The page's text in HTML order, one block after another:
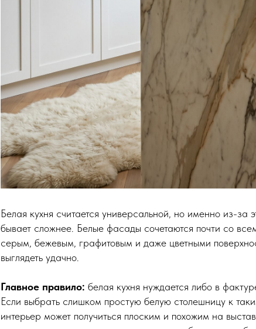
Белая кухня считается универсальной, но именно из-за
бывает сложнее. Белые фасады сочетаются почти со
серым, бежевым, графитовым и даже цветными
выглядеть удачно.
Главное правило: белая кухня нуждается либо в
Если выбрать слишком простую белую столешницу к
интерьер может получиться плоским и похожим на